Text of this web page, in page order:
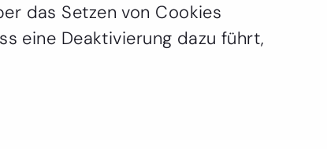
das Setzen von Cookies
eine Deaktivierung dazu führt,